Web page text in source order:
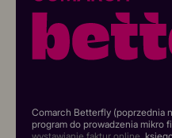
Comarch Betterfly (poprzednia
program do prowadzenia mikro